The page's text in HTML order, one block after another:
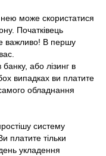
нею може скористатися
Початківець
важливо! В першу
або лізинг в
випадках ви платите
самого обладнання
систему
платите тільки
укладення